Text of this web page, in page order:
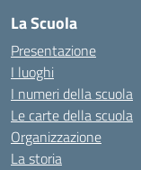
La Scuola
Presentazione
I luoghi
I numeri della scuola
Le carte della scuola
Organizzazione
La storia